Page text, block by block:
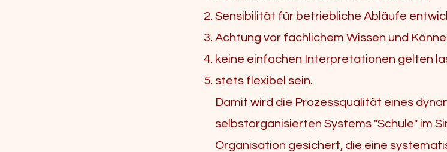
Sensibilität für betriebliche Abläufe
Achtung vor fachlichem Wissen und
keine einfachen Interpretationen gelten
stets flexibel sein.
Damit wird die Prozessqualität eines
selbstorganisierten Systems "Schule" im
Organisation gesichert, die eine